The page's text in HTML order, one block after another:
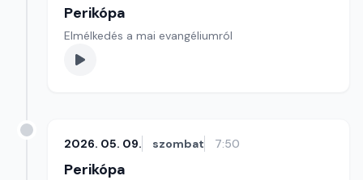
Perikópa
Elmélkedés a mai evangéliumról
2026. 05. 09. szombat 7:50
Perikópa